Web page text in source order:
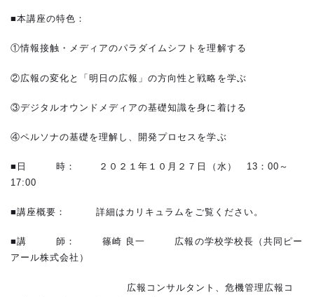
■本講座の特色：
①情報接触・メディアのパラダイムシフトを理解する
②広報の変化と「明日の広報」の方向性と戦略を学ぶ
③デジタルオウンドメディアの基礎知識を身に着ける
④ペルソナの基礎を理解し、開発プロセスを学ぶ
■日 時： ２０２１年１０月２７日（水） 13：00～
17:00
■講座概要： 詳細はカリキュラムをご覧ください。
■講 師： 篠崎 良一 広報の学校学校長（共同ピー
アール株式会社）
広報コンサルタント、危機管理広報コ